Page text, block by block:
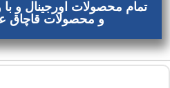
تمام محصولات اورجینال و
و محصولات قاچاق